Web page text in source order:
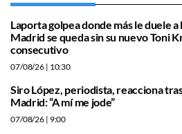
Laporta golpea donde más le duele
Madrid se queda sin su nuevo Toni
consecutivo
07/08/26 | 10:30
Siro López, periodista, reacciona
Madrid: “A mí me jode”
07/08/26 | 9:00